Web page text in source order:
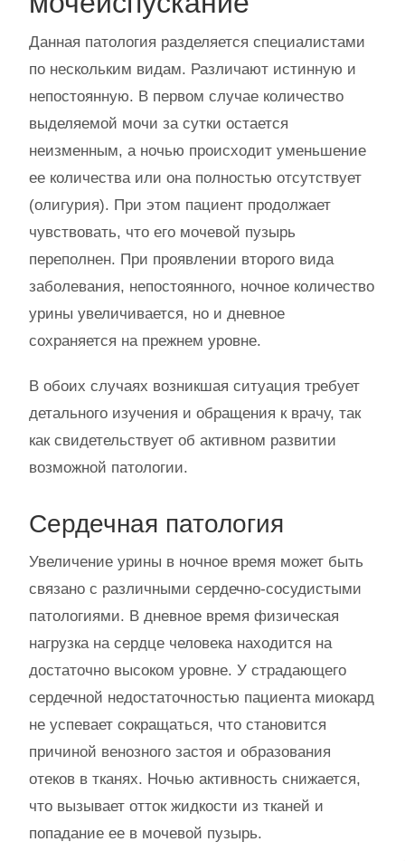
Данная патология разделяется специалистами
по нескольким видам. Различают истинную и
непостоянную. В первом случае количество
выделяемой мочи за сутки остается
неизменным, а ночью происходит уменьшение
ее количества или она полностью отсутствует
(олигурия). При этом пациент продолжает
чувствовать, что его мочевой пузырь
переполнен. При проявлении второго вида
заболевания, непостоянного, ночное количество
урины увеличивается, но и дневное
сохраняется на прежнем уровне.
В обоих случаях возникшая ситуация требует
детального изучения и обращения к врачу, так
как свидетельствует об активном развитии
возможной патологии.
Сердечная патология
Увеличение урины в ночное время может быть
связано с различными сердечно-сосудистыми
патологиями. В дневное время физическая
нагрузка на сердце человека находится на
достаточно высоком уровне. У страдающего
сердечной недостаточностью пациента миокард
не успевает сокращаться, что становится
причиной венозного застоя и образования
отеков в тканях. Ночью активность снижается,
что вызывает отток жидкости из тканей и
попадание ее в мочевой пузырь.